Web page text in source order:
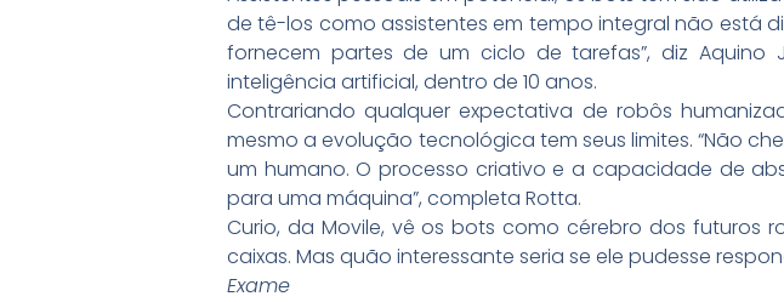
de tê-los como assistentes em tempo integral não está
fornecem partes de um ciclo de tarefas”, diz
inteligência artificial, dentro de 10 anos.
Contrariando qualquer expectativa de robôs
mesmo a evolução tecnológica tem seus limites. “Não
um humano. O processo criativo e a capacidade de
para uma máquina”, completa Rotta.
Curio, da Movile, vê os bots como cérebro dos futuros
caixas. Mas quão interessante seria se ele pudesse
Exame